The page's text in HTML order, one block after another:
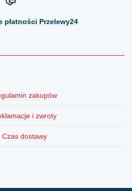
płatności Przelewy24
zakupów
i zwroty
Czas dostawy